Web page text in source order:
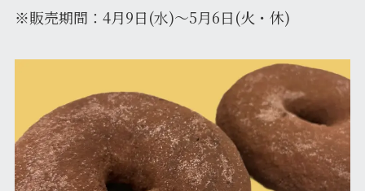
※販売期間：4月9日(水)～5月6日(火・休)